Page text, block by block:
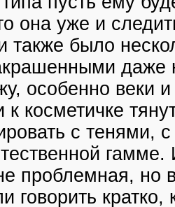
она уже и
также было
даже
особенно веки
к косметичке
с тенями,
проблемная, но
говорить кратко,